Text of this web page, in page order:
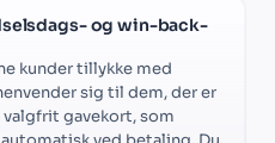
og win-back-
kunder tillykke med
sig til dem, der er
gavekort, som